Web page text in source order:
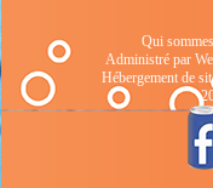
Qui
Administré par
Hébergement de